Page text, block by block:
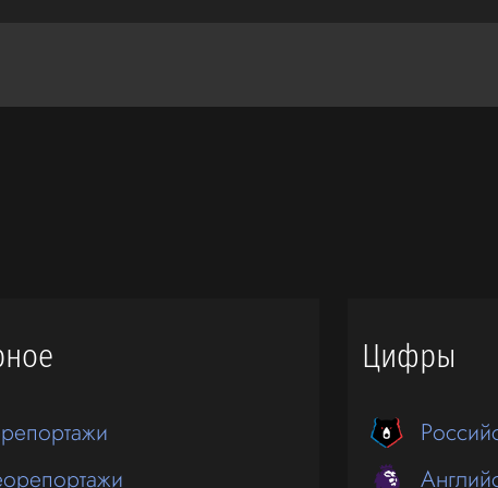
Цифры